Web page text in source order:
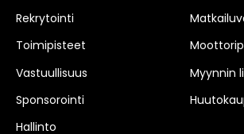
Rekrytointi
Toimipisteet
Vastuullisuus
Sponsorointi
Hallinto
Myynnin